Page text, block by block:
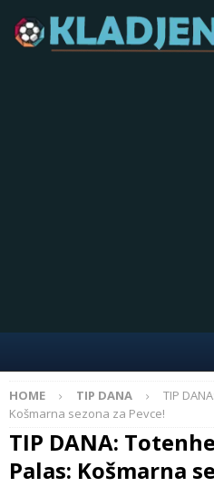
HOME TIP DANA
TIP
Košmarna sezona za Pevce!
TIP DANA:
Palas: Košmarna